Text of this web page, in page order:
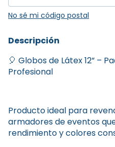
No sé mi código postal
Descripción
🎈 Globos de Látex 12” –
Profesional
Producto ideal para
armadores de eventos
rendimiento y colores